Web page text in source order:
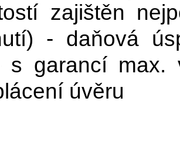
zajištěn
- daňová
s garancí max.
úvěru